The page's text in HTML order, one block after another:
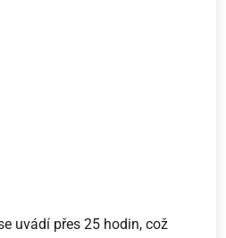
uvádí přes 25 hodin, což